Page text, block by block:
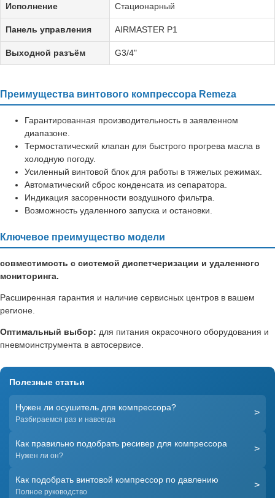
Исполнение Стационарный
Панель управления AIRMASTER P1
Выходной разъём G3/4"
Преимущества винтового компрессора Remeza
Гарантированная производительность в заявленном
диапазоне.
Термостатический клапан для быстрого прогрева масла в
холодную погоду.
Усиленный винтовой блок для работы в тяжелых режимах.
Автоматический сброс конденсата из сепаратора.
Индикация засоренности воздушного фильтра.
Возможность удаленного запуска и остановки.
Ключевое преимущество модели
совместимость с системой диспетчеризации и удаленного
мониторинга.
Расширенная гарантия и наличие сервисных центров в вашем
регионе.
Оптимальный выбор: для питания окрасочного оборудования и
пневмоинструмента в автосервисе.
Полезные статьи
Нужен ли осушитель для компрессора?
Разбираемся раз и навсегда
>
Как правильно подобрать ресивер для компрессора
Нужен ли он?
>
Как подобрать винтовой компрессор по давлению
Полное руководство
>